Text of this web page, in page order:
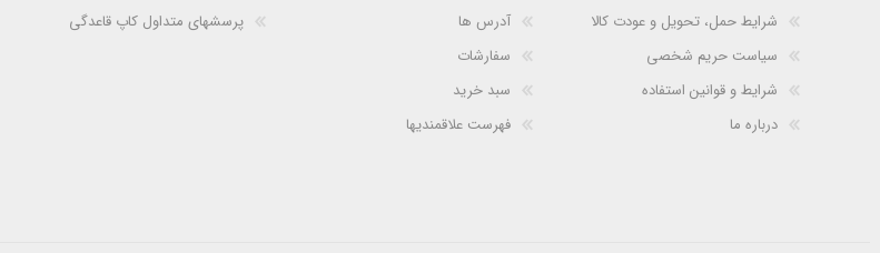
شرایط حمل، تحویل و عودت کالا
سیاست حریم شخصی
شرایط و قوانین استفاده
درباره ما
آدرس ها
سفارشات
سبد خرید
فهرست علاقمندیها
پرسشهای متداول کاپ قاعدگی